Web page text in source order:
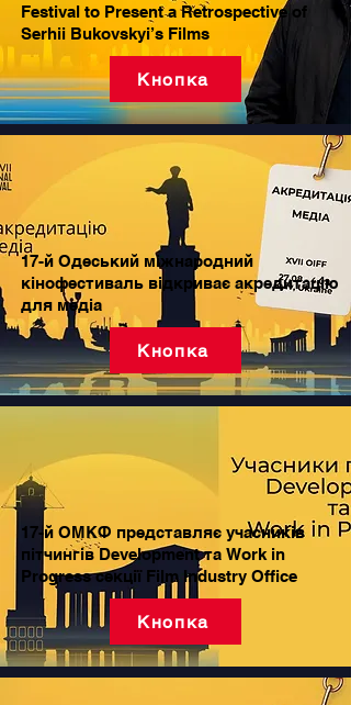
Festival to Present a Retrospective of
Serhii Bukovskyi’s Films
Кнопка
17-й Одеський міжнародний
кінофестиваль відкриває акредитацію
для медіа
Кнопка
17-й ОМКФ представляє учасників
пітчингів Development та Work in
Progress секції Film Industry Office
Кнопка